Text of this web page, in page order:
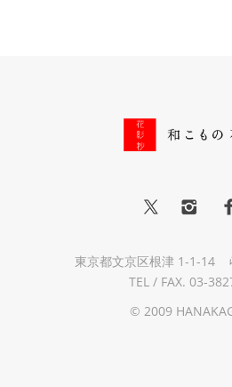
東京都文京区根津 1-1-14
TEL / FAX. 03-
© 2009